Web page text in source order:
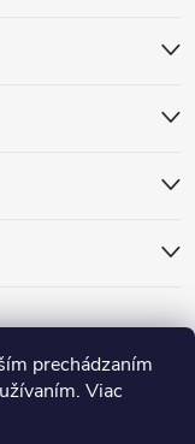
prechádzaním
Viac